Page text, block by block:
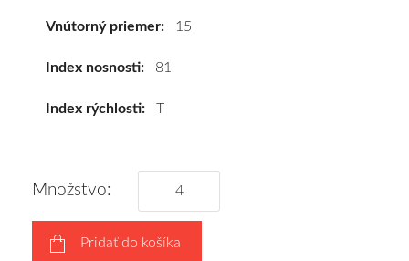
vám
obujeme
výberu
a
Vnútorný priemer: 15
Index nosnosti: 81
Index rýchlosti: T
Množstvo:
Pridať do košíka